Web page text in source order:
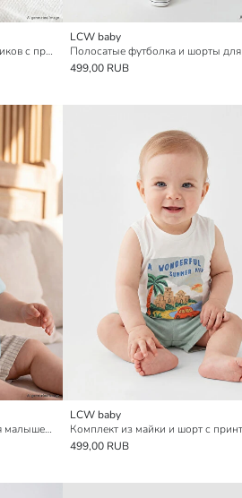
Комплект для малышей мальчиков с принтом
LCW baby
499,00 RUB
Полосатый комплект шорт для малышей мальчиков
LCW baby
499,00 RUB